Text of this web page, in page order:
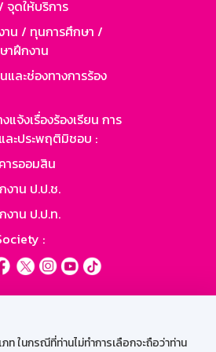
ในกรณีที่ท่านไม่ทำการเลือกจะถือว่าท่าน
จุดให้บริการ
าน / ทุนการศึกษา /
าฝึกงาน
และช่องทางการร้อง
แจ้งเรื่องร้องเรียน การ
ละประพฤติมิชอบ :
ารออมสิน
งาน ป.ป.ช.
งาน ป.ป.ท.
: